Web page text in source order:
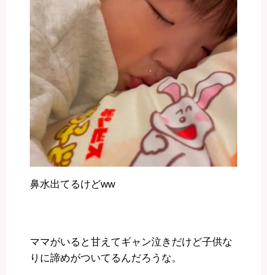
鼻水出てるけどww
ママがいると甘えてギャン泣きだけど子供な
りに諦めがついてるんだろうな。